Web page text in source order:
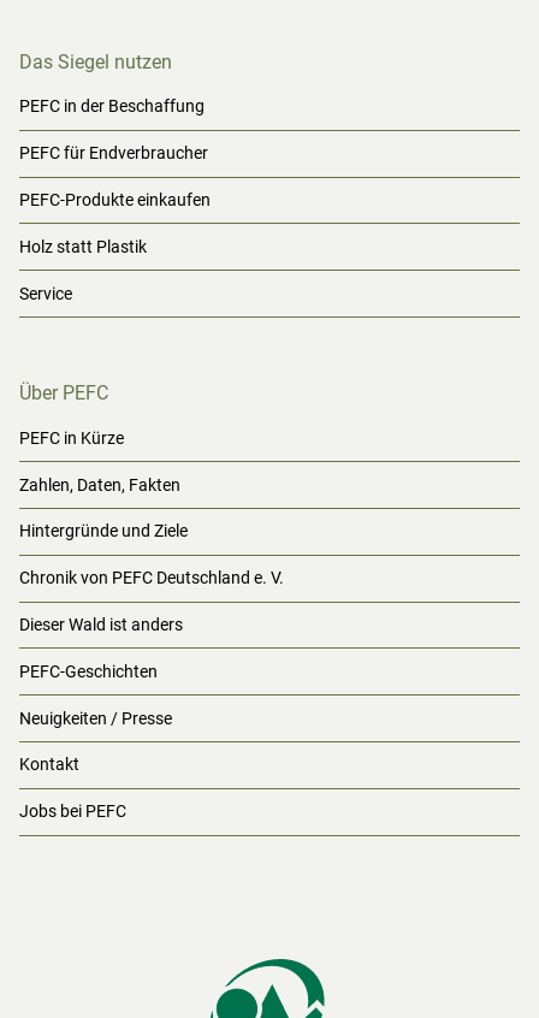
Das Siegel nutzen
PEFC in der Beschaffung
PEFC für Endverbraucher
PEFC-Produkte einkaufen
Holz statt Plastik
Service
Über PEFC
PEFC in Kürze
Zahlen, Daten, Fakten
Hintergründe und Ziele
Chronik von PEFC Deutschland e. V.
Dieser Wald ist anders
PEFC-Geschichten
Neuigkeiten / Presse
Kontakt
Jobs bei PEFC